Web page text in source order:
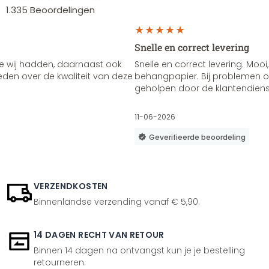
1.335 Beoordelingen
wij hadden, daarnaast ook
over de kwaliteit van deze
Snelle en correct levering
Snelle en correct levering.
behangpapier. Bij problemen
geholpen door de
11-06-2026
Geverifieerde beoordeling
VERZENDKOSTEN
Binnenlandse verzending vanaf € 5,90.
14 DAGEN RECHT VAN RETOUR
Binnen 14 dagen na ontvangst kun je je bestelling
retourneren.